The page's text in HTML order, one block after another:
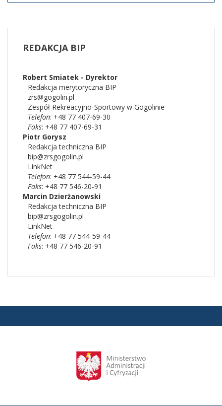
REDAKCJABIP
Robert Smiatek - Dyrektor
Redakcja merytoryczna BIP
zrs@gogolin.pl
Zespół Rekreacyjno-Sportowy w Gogolinie
Telefon: +48 77 407-69-30
Faks: +48 77 407-69-31
Piotr Gorysz
Redakcja techniczna BIP
bip@zrsgogolin.pl
LinkNet
Telefon: +48 77 544-59-44
Faks: +48 77 546-20-91
Marcin Dzierżanowski
Redakcja techniczna BIP
bip@zrsgogolin.pl
LinkNet
Telefon: +48 77 544-59-44
Faks: +48 77 546-20-91